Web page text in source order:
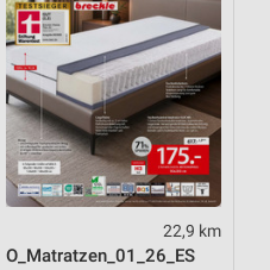
22,9 km
O_Matratzen_01_26_ES